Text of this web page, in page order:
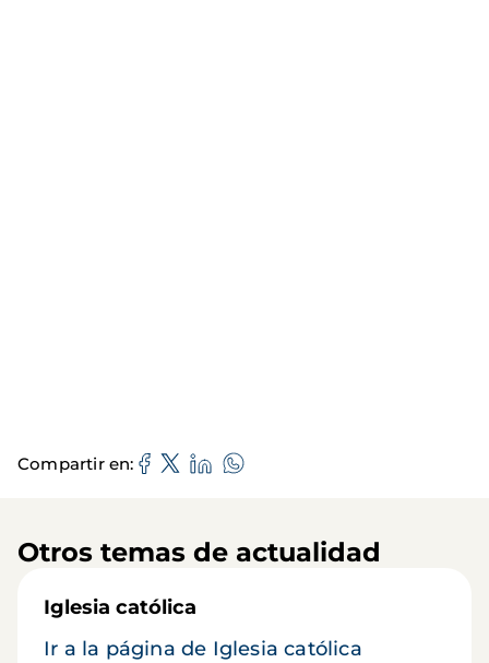
Compartir en
Otros temas de actualidad
Iglesia católica
Ir a la página de Iglesia católica